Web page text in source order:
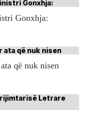
Gonxhja:
që nuk nisen